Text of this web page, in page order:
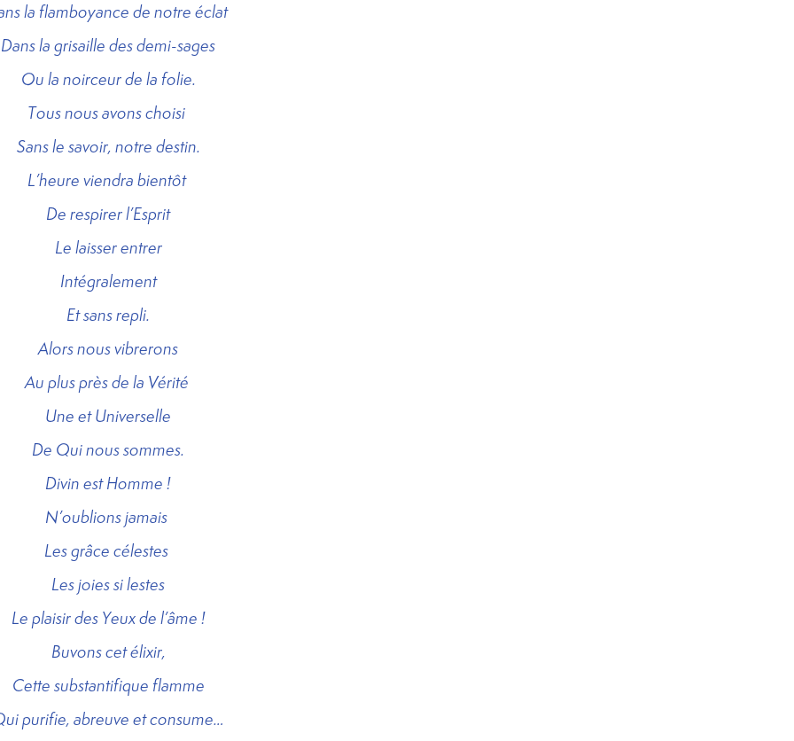
la flamboyance de notre éclat
Dans la grisaille des demi-sages
Ou la noirceur de la folie.
Tous nous avons choisi
Sans le savoir, notre destin.
L’heure viendra bientôt
De respirer l’Esprit
Le laisser entrer
Intégralement
Et sans repli.
Alors nous vibrerons
Au plus près de la Vérité
Une et Universelle
De Qui nous sommes.
Divin est Homme !
N’oublions jamais
Les grâce célestes
Les joies si lestes
Le plaisir des Yeux de l’âme !
Buvons cet élixir,
Cette substantifique flamme
purifie, abreuve et consume…